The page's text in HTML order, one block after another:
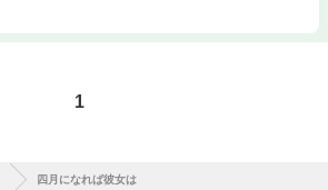
1
四月になれば彼女は